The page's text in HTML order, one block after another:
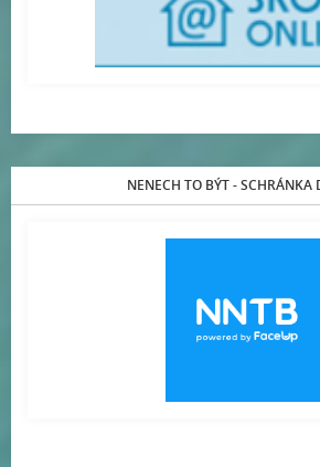
NENECH TO BÝT - SCHRÁNKA